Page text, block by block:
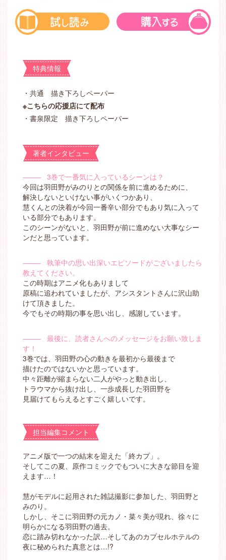
特典情報
・共通 描き下ろしペーパー
※こちらの応援店にて配布
・書泉限定 描き下ろしペーパー
著者インタビュー
―――3巻で一番気に入っているシーンは？
今回は羽田野がみのりとの関係を前に進めるために、
解決しないといけない事がいくつかあり、
慧くんとの決着が今回一番辛い部分でもあり気に入って
いる部分でもあります。
このシーンがないと、羽田野が前に進めない大事なシー
ンだと思っています。
―――執筆中の思い出深いエピソードがございましたら
教えてください。
この時期はアニメ化もありまして
原稿に追われていましたが、アシスタントさんに沢山助
けて頂きました。
今でもその時期の事を思い出し、感謝しています。
―――最後に、読者さんへのメッセージをお願い致しま
す！
3巻では、羽田野の心の動きを最初から最後まで
描けたのではないかと思っています。
中々距離が縮まらない二人がやっと動き出し、
トラウマから抜け出し、一歩成長した羽田野を
見届けてもらえるとすごく嬉しいです。
担当編集コメント
アニメ版で一つの結末を迎えた「終カプ」。
そしてこの夏、原作コミックでもついに大きな節目を迎
えます…！
慧がモデルに起用された雑誌撮影に参加した、羽田野と
みのり。
しかし、そこに羽田野の元カノ・菜々美が現れ、徐々に
明らかになる羽田野の過去。
恋に踏み切れなかった訳…そしてあのカプセルホテルの
夜に秘められた真意とは…!?